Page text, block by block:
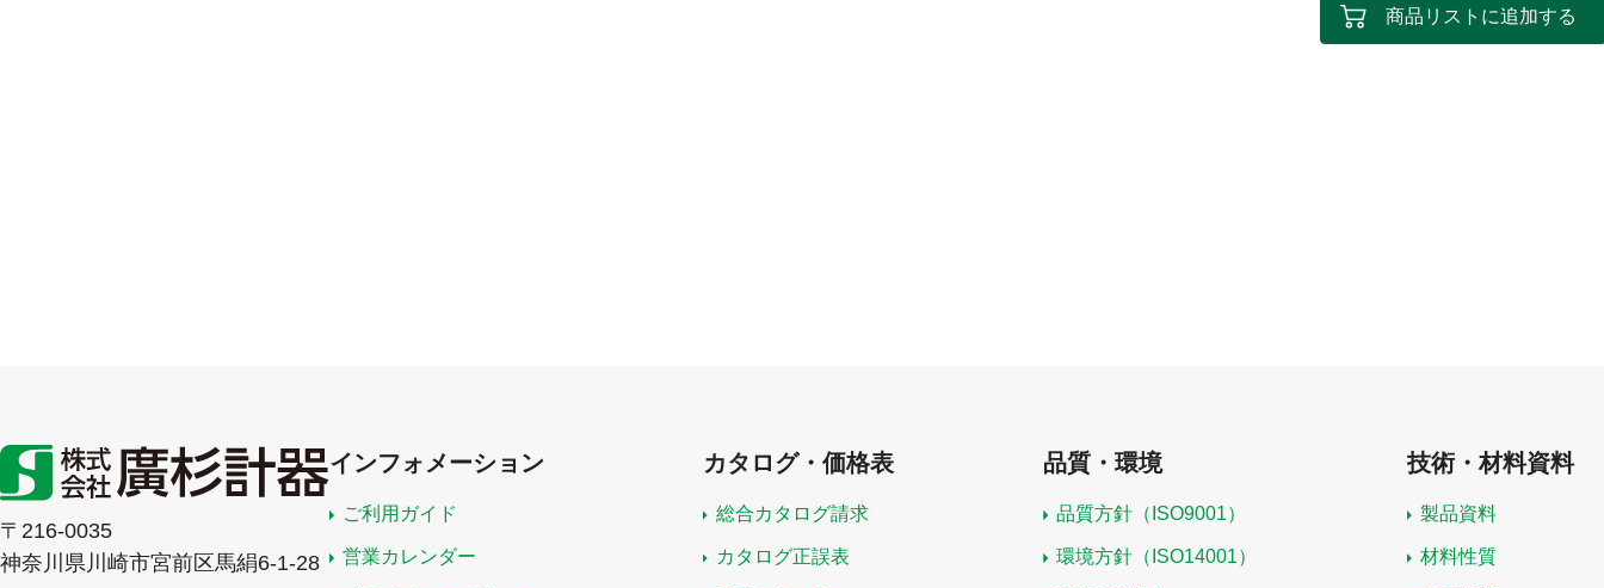
商品リストに追加する
〒216-0035
神奈川県川崎市宮前区馬絹6-1-28
インフォメーション
ご利用ガイド
営業カレンダー
カタログ・価格表
総合カタログ請求
カタログ正誤表
品質・環境
品質方針（ISO9001）
環境方針（ISO14001）
技術・材料資料
製品資料
材料性質